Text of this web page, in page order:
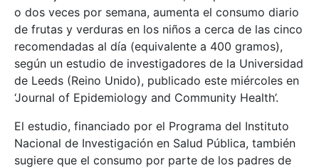
o dos veces por semana, aumenta el consumo diario
de frutas y verduras en los niños a cerca de las cinco
recomendadas al día (equivalente a 400 gramos),
según un estudio de investigadores de la Universidad
de Leeds (Reino Unido), publicado este miércoles en
‘Journal of Epidemiology and Community Health’.
El estudio, financiado por el Programa del Instituto
Nacional de Investigación en Salud Pública, también
sugiere que el consumo por parte de los padres de